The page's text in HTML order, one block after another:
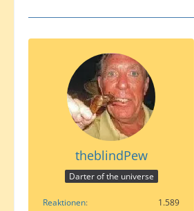
theblindPew
Darter of the universe
Reaktionen
1.589